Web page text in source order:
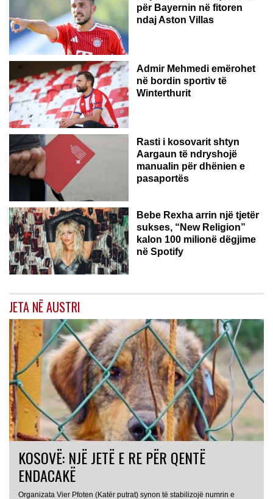
për Bayernin në fitoren
ndaj Aston Villas
ZVICËR
Admir Mehmedi emërohet
në bordin sportiv të
Winterthurit
Rasti i kosovarit shtyn
Aargaun të ndryshojë
manualin për dhënien e
pasaportës
Bebe Rexha arrin një tjetër
sukses, “New Religion”
kalon 100 milionë dëgjime
në Spotify
JETA NË AUSTRI
KOSOVË: NJË JETË E RE PËR QENTË
ENDACAKË
Organizata Vier Pfoten (Katër putrat) synon të stabilizojë numrin e